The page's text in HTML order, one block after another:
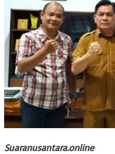
Suaranusantara.online